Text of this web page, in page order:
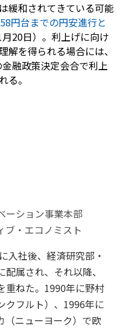
緩和されてきている可能
円台までの円安進行と
20日）。利上げに向け
解を得られる場合には、
融政策決定会合で利上
る。
ーション事業本部
ブ・エコノミスト
入社後、経済研究部・
属され、それ以降、
重ねた。1990年に野村
クフルト）、1996年に
（ニューヨーク）で欧